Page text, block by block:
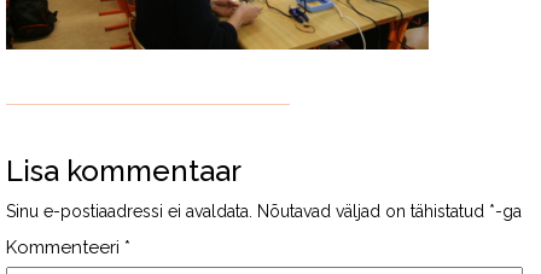
Lisa kommentaar
Sinu e-postiaadressi ei avaldata. Nõutavad väljad on tähistatud *-ga
Kommenteeri *